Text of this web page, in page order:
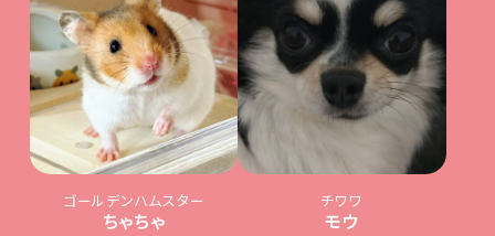
ゴールデンハムスター
ちゃちゃ
チワワ
モウ